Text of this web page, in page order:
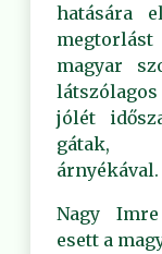
hatására
magyar
jólét
gátak,
árnyékával.
Nagy
esett a